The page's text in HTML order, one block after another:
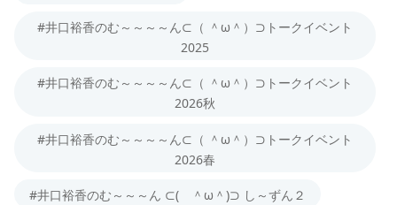
#井口裕香のむ～～～～ん⊂（ ＾ω＾）⊃トークイベント
2025
#井口裕香のむ～～～～ん⊂（ ＾ω＾）⊃トークイベント
2026秋
#井口裕香のむ～～～～ん⊂（ ＾ω＾）⊃トークイベント
2026春
#井口裕香のむ～～～ん ⊂( ＾ω＾)⊃ し～ずん２